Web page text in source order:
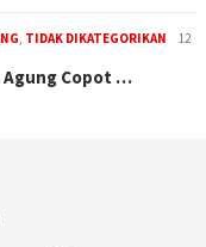
, TIDAK DIKATEGORIKAN
12
Agung Copot …